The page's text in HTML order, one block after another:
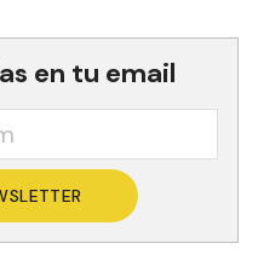
en tu email